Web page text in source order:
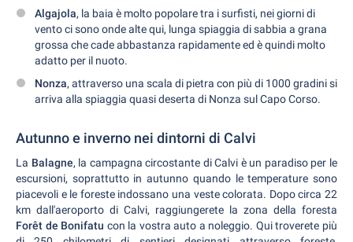
Algajola, la baia è molto popolare tra i surfisti, nei giorni di
vento ci sono onde alte qui, lunga spiaggia di sabbia a grana
grossa che cade abbastanza rapidamente ed è quindi molto
adatto per il nuoto.
Nonza, attraverso una scala di pietra con più di 1000 gradini si
arriva alla spiaggia quasi deserta di Nonza sul Capo Corso.
Autunno e inverno nei dintorni di Calvi
La Balagne, la campagna circostante di Calvi è un paradiso per le
escursioni, soprattutto in autunno quando le temperature sono
piacevoli e le foreste indossano una veste colorata. Dopo circa 22
km dall'aeroporto di Calvi, raggiungerete la zona della foresta
Forêt de Bonifatu con la vostra auto a noleggio. Qui troverete più